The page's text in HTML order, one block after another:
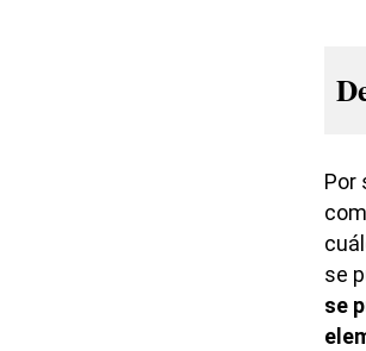
Por
se
se